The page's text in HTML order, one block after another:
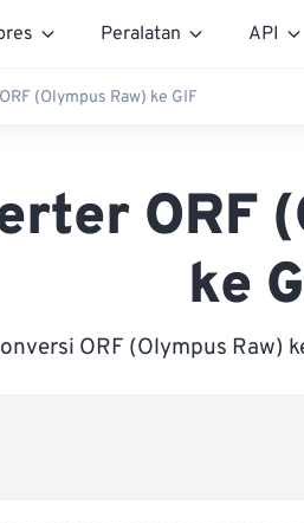
Peralatan API
(Olympus Raw) ke GIF
ORF
ke
ORF (Olympus Raw)